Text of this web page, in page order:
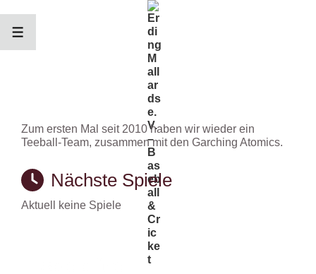
InhaltMENÜ
Zum ersten Mal seit 2010 haben wir wieder ein
Teeball-Team, zusammen mit den Garching Atomics.
Nächste Spiele
Aktuell keine Spiele